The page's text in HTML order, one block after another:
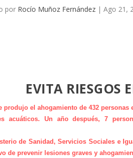
por Rocío Muñoz Fernández |Ago 21,
EVITA RIESGOS
produjo el ahogamiento de 432
acuáticos. Un año después, 7
de Sanidad, Servicios Sociales e
de prevenir lesiones graves y